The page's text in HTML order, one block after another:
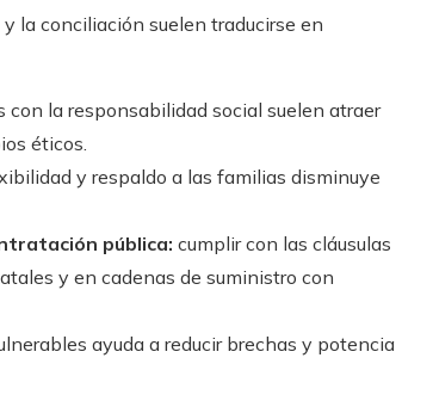
la conciliación suelen traducirse en
la responsabilidad social suelen atraer
éticos.
y respaldo a las familias disminuye
pública: cumplir con las cláusulas
y en cadenas de suministro con
ayuda a reducir brechas y potencia